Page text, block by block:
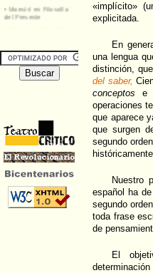
«implícito»
explicitada.
En
una lengua
distinción,
del saber,
conceptos e
operaciones
que aparece
que surgen
segundo
Nuestro
español ha
segundo
toda frase
de
El